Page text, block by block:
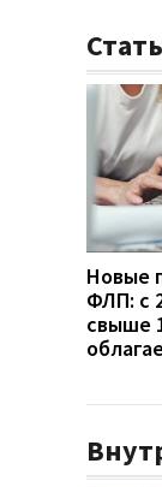
Новые
ФЛП: с
свыше